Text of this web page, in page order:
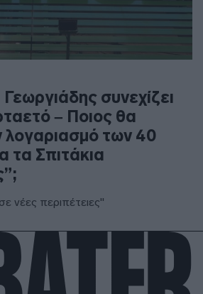
συνεχίζει
– Ποιος θα
λογαριασμό των 40
τα Σπιτάκια
νέες περιπέτειες"